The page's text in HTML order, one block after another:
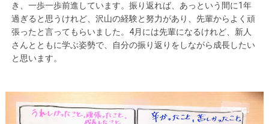
き、一歩一歩前進しています。振り返れば、あっという間に1年
過ぎると思うけれど、沢山の経験と努力があり、先輩からよく頑
張ったと言ってもらいました。4月には先輩になるけれど、新人
さんとともに学ぶ姿勢で、自分の振り返りをしながら成長したい
と思います。